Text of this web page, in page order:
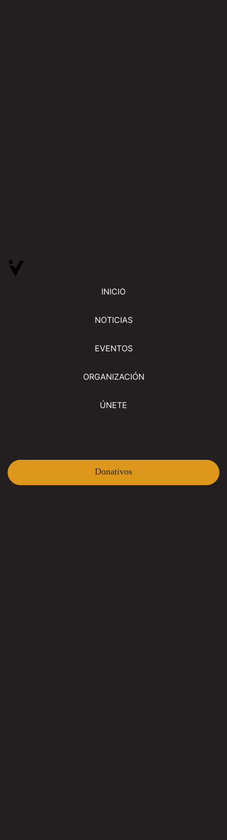
INICIO
NOTICIAS
EVENTOS
ORGANIZACIÓN
ÚNETE
Donativos